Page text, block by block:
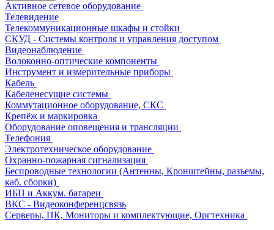
Активное сетевое оборудование
Телевидение
Телекоммуникационные шкафы и стойки
СКУД - Системы контроля и управления доступом
Видеонаблюдение
Волоконно-оптические компоненты
Инструмент и измерительные приборы
Кабель
Кабеленесущие системы
Коммутационное оборудование, СКС
Крепёж и маркировка
Оборудование оповещения и трансляции
Телефония
Электротехническое оборудование
Охранно-пожарная сигнализация
Беспроводные технологии (Антенны, Кронштейны, разъемы,
каб. сборки)
ИБП и Аккум. батареи
ВКС - Видеоконференцсвязь
Серверы, ПК, Мониторы и комплектующие, Оргтехника